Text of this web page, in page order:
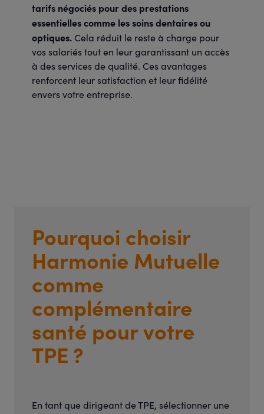
tarifs négociés pour des prestations
essentielles comme les soins dentaires ou
optiques. Cela réduit le reste à charge pour
vos salariés tout en leur garantissant un accès
à des services de qualité. Ces avantages
renforcent leur satisfaction et leur fidélité
envers votre entreprise.
Pourquoi choisir
Harmonie Mutuelle
comme
complémentaire
santé pour votre
TPE ?
En tant que dirigeant de TPE, sélectionner une